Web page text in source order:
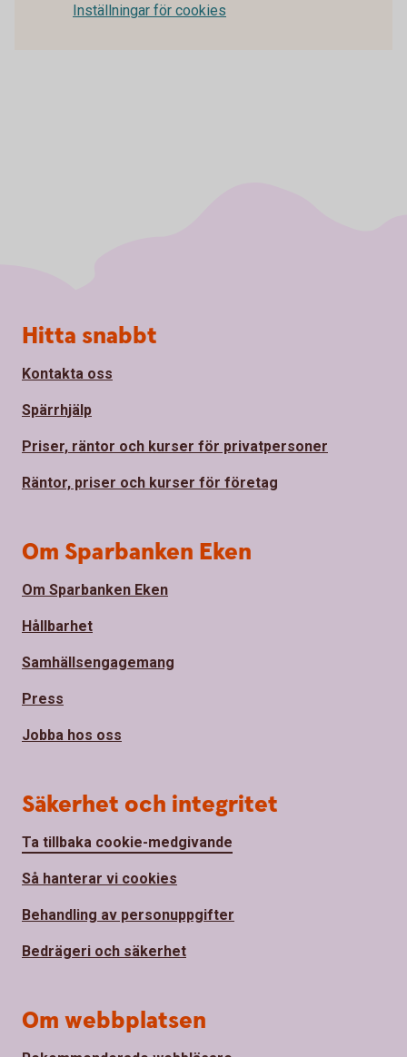
Inställningar för cookies
Sidfot
Hitta snabbt
Kontakta oss
Spärrhjälp
Priser, räntor och kurser för privatpersoner
Räntor, priser och kurser för företag
Om Sparbanken Eken
Om Sparbanken Eken
Hållbarhet
Samhällsengagemang
Press
Jobba hos oss
Säkerhet och integritet
Ta tillbaka cookie-medgivande
Så hanterar vi cookies
Behandling av personuppgifter
Bedrägeri och säkerhet
Om webbplatsen